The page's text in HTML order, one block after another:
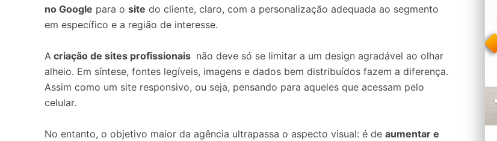
no Google para o site do cliente, claro, com a personalização adequada ao segmento
em específico e a região de interesse.
A criação de sites profissionais não deve só se limitar a um design agradável ao olhar
alheio. Em síntese, fontes legíveis, imagens e dados bem distribuídos fazem a diferença.
Assim como um site responsivo, ou seja, pensando para aqueles que acessam pelo
celular.
No entanto, o objetivo maior da agência ultrapassa o aspecto visual: é de aumentar e